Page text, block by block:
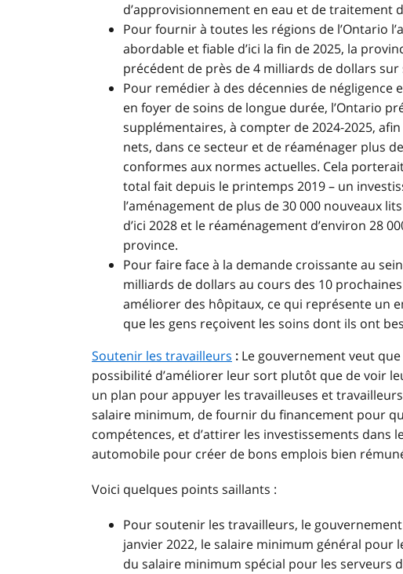
d’approvisionnement en eau et de traitement
Pour fournir à toutes les régions de l’Ontario
abordable et fiable d’ici la fin de 2025, la
précédent de près de 4 milliards de dollars sur
Pour remédier à des décennies de négligence
en foyer de soins de longue durée, l’Ontario
supplémentaires, à compter de 2024‑2025,
nets, dans ce secteur et de réaménager plus
conformes aux normes actuelles. Cela
total fait depuis le printemps 2019 – un
l’aménagement de plus de 30 000 nouveaux
d’ici 2028 et le réaménagement d’environ 28
province.
Pour faire face à la demande croissante au
milliards de dollars au cours des 10
améliorer des hôpitaux, ce qui représente un
que les gens reçoivent les soins dont ils ont
Soutenir les travailleurs : Le gouvernement veut
possibilité d’améliorer leur sort plutôt que de voir
un plan pour appuyer les travailleuses et
salaire minimum, de fournir du financement pour
compétences, et d’attirer les investissements dans
automobile pour créer de bons emplois bien
Voici quelques points saillants :
Pour soutenir les travailleurs, le
janvier 2022, le salaire minimum général pour
du salaire minimum spécial pour les serveurs